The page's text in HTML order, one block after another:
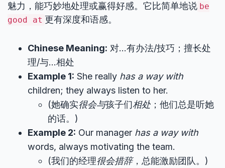
魅力，能巧妙地处理或赢得好感。它比简单地说 be
good at 更有深度和语感。
Chinese Meaning: 对…有办法/技巧；擅长处
理/与…相处
Example 1: She really has a way with
children; they always listen to her.
(她确实很会与孩子们相处 ；他们总是听她
的话。)
Example 2: Our manager has a way with
words, always motivating the team.
(我们的经理很会措辞，总能激励团队。)